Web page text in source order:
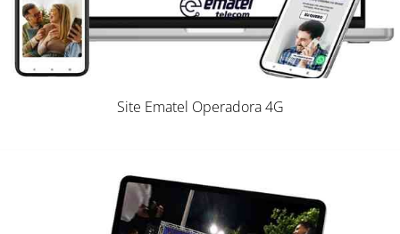
Site Ematel Operadora 4G